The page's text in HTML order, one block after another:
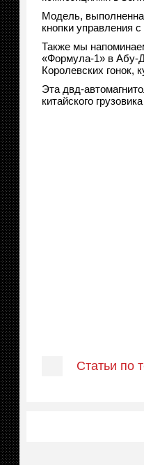
Модель,
кнопки управления
Также мы
«Формула-1» в Абу-
Королевских гонок,
Эта двд-
китайского
Статьи по